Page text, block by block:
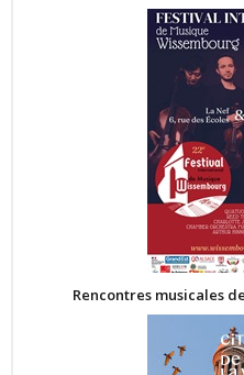
Rencontres musicales